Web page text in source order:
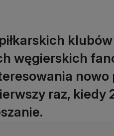
węgierskich
nowo
raz, kiedy